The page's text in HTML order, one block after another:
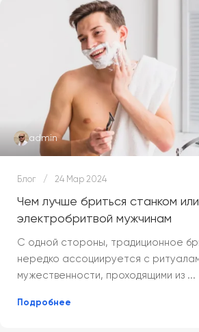
admin
Блог 24 Мар 2024
Чем лучше бриться станком или
электробритвой мужчинам
С одной стороны, традиционное
нередко ассоциируется с
мужественности, проходящими из ...
Подробнее